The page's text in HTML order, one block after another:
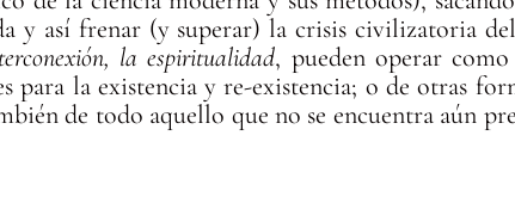
y así frenar (y superar) la crisis civilizatoria
la espiritualidad, pueden operar
para la existencia y re-existencia; o de otras
de todo aquello que no se encuentra aún